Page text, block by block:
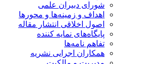
شورای دبیران علمی
اهداف و زمینه‌ها و محورها
اصول اخلاقی انتشار مقاله
پایگاه‌های نمایه کننده
تفاهم نامه‌ها
همکاران اجرایی نشریه